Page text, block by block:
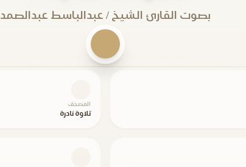
بصوت القارئ الشيخ / عبدالباسط عبدالصمد
المصحف
تلاوة نادرة